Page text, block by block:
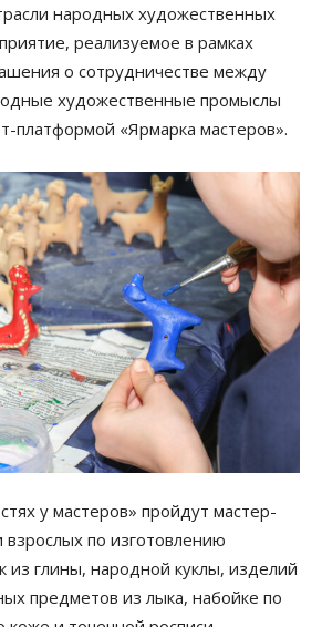
народных художественных
реализуемое в рамках
о сотрудничестве между
художественные промыслы
платформой «Ярмарка мастеров».
у мастеров» пройдут мастер-
взрослых по изготовлению
из глины, народной куклы, изделий
предметов из лыка, набойке по